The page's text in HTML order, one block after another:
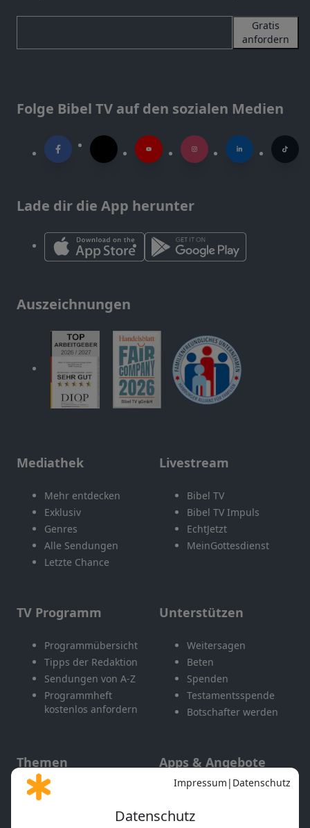
Gratis
anfordern
Folge Bibel TV auf den sozialen Medien
Lade dir die App herunter
Auszeichnungen
Mediathek
Mehr entdecken
Exklusiv
Genres
Alle Sendungen
Letzte Chance
Livestream
Bibel TV
Bibel TV Impuls
EchtJetzt
MeinGottesdienst
TV Programm
Programmübersicht
Tipps der Redaktion
Sendungen von A-Z
Programmheft
kostenlos anfordern
Unterstützen
Weitersagen
Beten
Spenden
Testamentsspende
Botschafter werden
Themen
Gott und Bibel erklärt
Apps & Angebote
Mobile App